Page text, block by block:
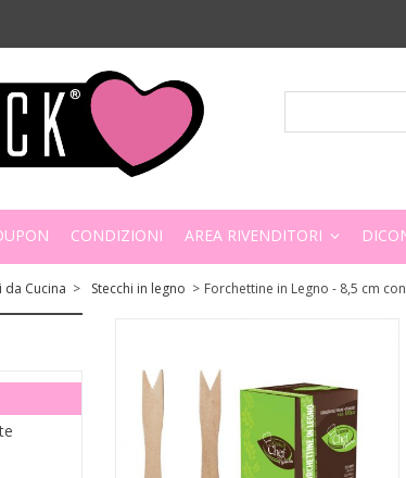
CONDIZIONI AREA RIVENDITORI
da Cucina > Stecchi in legno > Forchettine in Legno - 8,5 cm